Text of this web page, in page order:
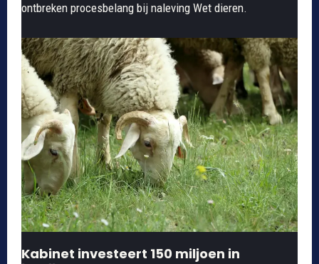
ontbreken procesbelang bij naleving Wet dieren.
Kabinet investeert 150 miljoen in